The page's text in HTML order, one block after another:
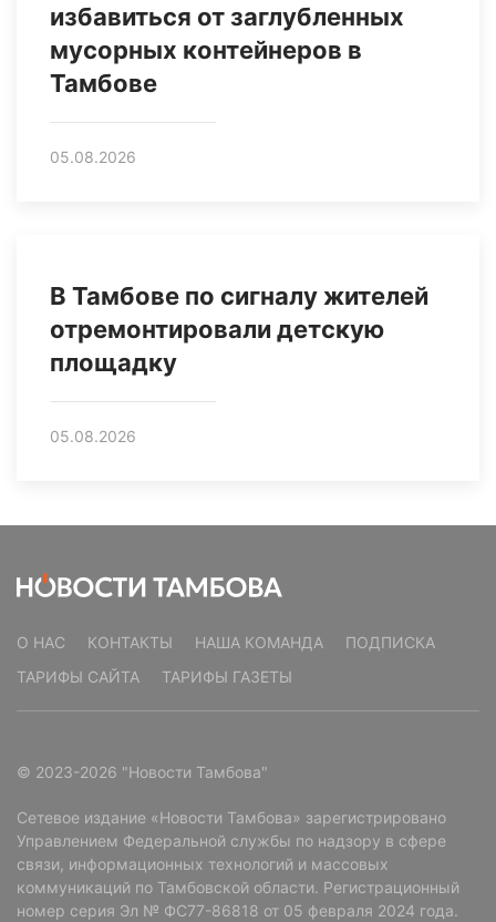
избавиться от заглубленных
мусорных контейнеров в
Тамбове
05.08.2026
В Тамбове по сигналу жителей
отремонтировали детскую
площадку
05.08.2026
О НАС КОНТАКТЫ НАША КОМАНДА
ПОДПИСКА
ТАРИФЫ САЙТА
ТАРИФЫ ГАЗЕТЫ
© 2023-2026 "Новости Тамбова"
Сетевое издание «Новости Тамбова» зарегистрировано
Управлением Федеральной службы по надзору в сфере
связи, информационных технологий и массовых
коммуникаций по Тамбовской области. Регистрационный
номер серия Эл № ФС77-86818 от 05 февраля 2024 года.